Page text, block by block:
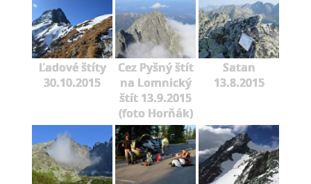
Ľadové štíty
30.10.2015
Cez Pyšný štít
na Lomnický
štít 13.9.2015
(foto Horňák)
Satan
13.8.2015